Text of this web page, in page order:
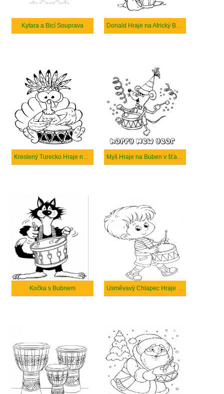
Kytara a Bicí Souprava Donald Hraje na Africký Buben
Kreslený Turecko Hraje na Buben Myš Hraje na Buben v šťastný Nový Rok
Kočka s Bubnem Usměvavý Chlapec Hraje na Buben